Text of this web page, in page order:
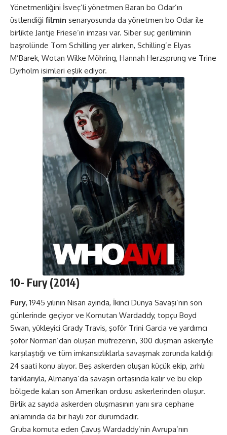
Yönetmenliğini İsveç’li yönetmen Baran bo Odar’ın
üstlendiği filmin senaryosunda da yönetmen bo Odar ile
birlikte Jantje Friese’ın imzası var. Siber suç geriliminin
başrolünde Tom Schilling yer alırken, Schilling’e Elyas
M’Barek, Wotan Wilke Möhring, Hannah Herzsprung ve Trine
Dyrholm isimleri eşlik ediyor.
10- Fury(2014)
Fury, 1945 yılının Nisan ayında, İkinci Dünya Savaşı’nın son
günlerinde geçiyor ve Komutan Wardaddy, topçu Boyd
Swan, yükleyici Grady Travis, şoför Trini Garcia ve yardımcı
şoför Norman’dan oluşan müfrezenin, 300 düşman askeriyle
karşılaştığı ve tüm imkansızlıklarla savaşmak zorunda kaldığı
24 saati konu alıyor. Beş askerden oluşan küçük ekip, zırhlı
tanklarıyla, Almanya’da savaşın ortasında kalır ve bu ekip
bölgede kalan son Amerikan ordusu askerlerinden oluşur.
Birlik az sayıda askerden oluşmasının yanı sıra cephane
anlamında da bir hayli zor durumdadır.
Gruba komuta eden Çavuş Wardaddy’nin Avrupa’nın